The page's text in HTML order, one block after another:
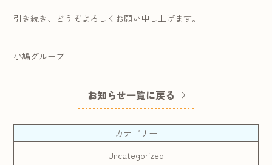
引き続き、どうぞよろしくお願い申し上げます。
小鳩グループ
お知らせ一覧に戻る
カテゴリー
Uncategorized